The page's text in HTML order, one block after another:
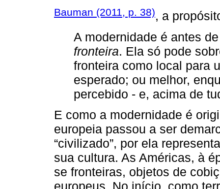
Bauman (2011, p. 38), a
A modernidade é antes
fronteira. Ela só pode
fronteira como local para
esperado; ou melhor,
percebido - e, acima de
E como a modernidade é
europeia passou a ser
“civilizado”, por ela
sua cultura. As Américas, à
se fronteiras, objetos de
europeus. No início, como